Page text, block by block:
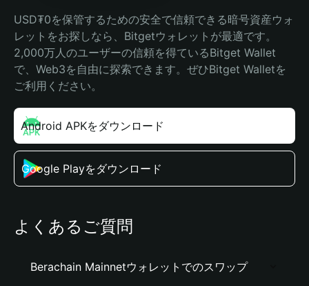
USD₮0を保管するための安全で信頼できる暗号資産ウォ
レットをお探しなら、Bitgetウォレットが最適です。
2,000万人のユーザーの信頼を得ているBitget Wallet
で、Web3を自由に探索できます。ぜひBitget Walletを
ご利用ください。
Android APKをダウンロード
Google Playをダウンロード
よくあるご質問
Berachain Mainnetウォレットでのスワップ